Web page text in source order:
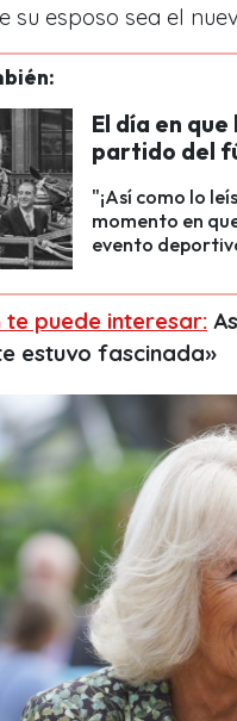
su esposo sea el
El día en
partido del
"¡Así como lo
momento en
evento
te puede interesar:
estuvo fascinada»